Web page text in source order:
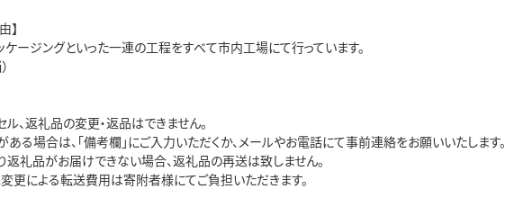
】
ケージングといった一連の工程をすべて市内工場にて行っています。
、返礼品の変更・返品はできません。
ある場合は、「備考欄」にご入力いただくか、メールやお電話にて事前連絡をお願いいたします。
返礼品がお届けできない場合、返礼品の再送は致しません。
更による転送費用は寄附者様にてご負担いただきます。